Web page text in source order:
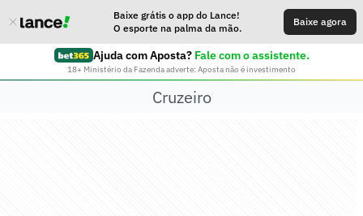
Baixe grátis o app do Lance!
O esporte na palma da mão.
Baixe agora
Ajuda com Aposta? Fale com o assistente.
18+ Ministério da Fazenda adverte: Aposta não é investimento
Cruzeiro